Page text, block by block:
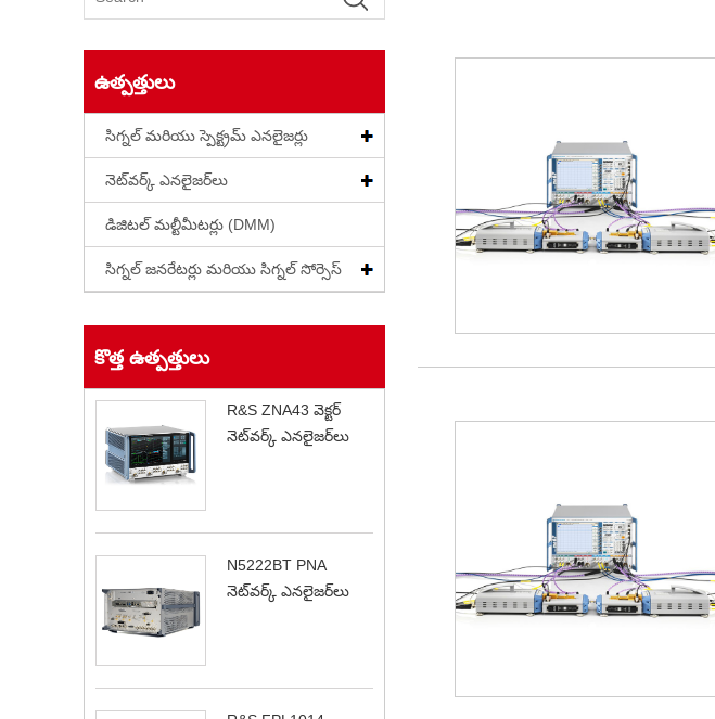
ఉత్పత్తులు
సిగ్నల్ మరియు స్పెక్ట్రమ్ ఎనలైజర్లు
నెట్‌వర్క్ ఎనలైజర్‌లు
డిజిటల్ మల్టీమీటర్లు (DMM)
సిగ్నల్ జనరేటర్లు మరియు సిగ్నల్ సోర్సెస్
కొత్త ఉత్పత్తులు
R&S ZNA43 వెక్టర్
నెట్‌వర్క్ ఎనలైజర్‌లు
N5222BT PNA
నెట్‌వర్క్ ఎనలైజర్‌లు